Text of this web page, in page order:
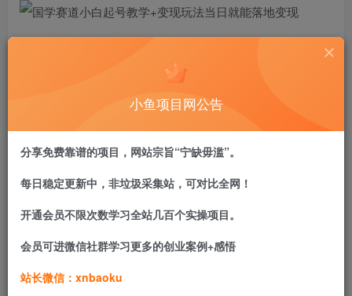
没功底不敢上手，又或者幻想着随便发点内容就能躺賺高客
其实国学赛道小白零基础也能做，不用懂深奥的易经风水，
巧，还有当天就能落地的轻变现玩法，全是实操干货，不画
饼、不搞虚的，一步一步带着你做。
小鱼项目网公告
分享免费靠谱的项目，网站宗旨“宁缺毋滥”。
每日稳定更新中，非垃圾采集站，可对比全网！
开通会员不限次数学习全站几百个实操项目。
会员可进微信社群学习更多的创业案例+感悟
站长微信：xnbaoku